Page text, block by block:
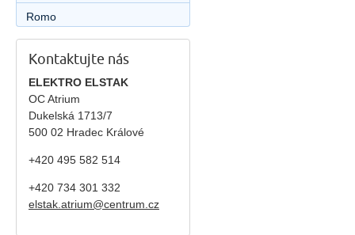
Romo
Kontaktujte nás
ELEKTRO ELSTAK
OC Atrium
Dukelská 1713/7
500 02 Hradec Králové
+420 495 582 514
+420 734 301 332
elstak.atrium@centrum.cz